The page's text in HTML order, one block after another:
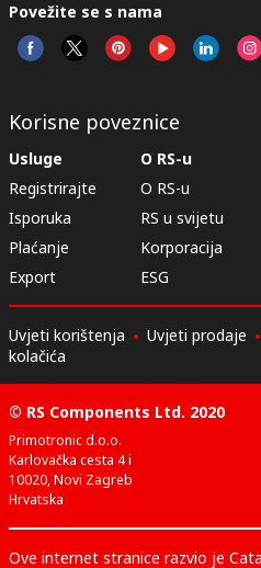
Povežite se s nama
Korisne poveznice
Usluge
Registrirajte
Isporuka
Plaćanje
Export
O RS-u
O RS-u
RS u svijetu
Korporacija
ESG
Uvjeti korištenja Uvjeti prodaje
kolačića
© RS Components Ltd. 2020
Primotronic d.o.o.
Karlovačka cesta 4 i
10020, Novi Zagreb
Hrvatska
Ove internet stranice razvio je